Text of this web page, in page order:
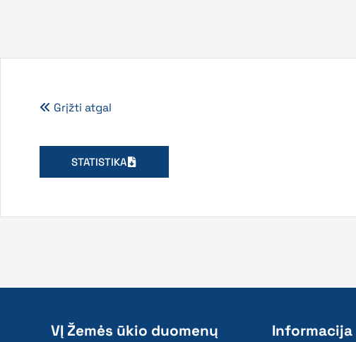
Grįžti atgal
STATISTIKA
VĮ Žemės ūkio duomenų
Informacija